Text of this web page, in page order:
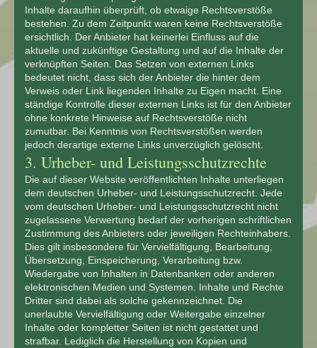
Inhalte daraufhin überprüft, ob etwaige Rechtsverstöße
bestehen. Zu dem Zeitpunkt waren keine Rechtsverstöße
ersichtlich. Der Anbieter hat keinerlei Einfluss auf die
aktuelle und zukünftige Gestaltung und auf die Inhalte der
verknüpften Seiten. Das Setzen von externen Links
bedeutet nicht, dass sich der Anbieter die hinter dem
Verweis oder Link liegenden Inhalte zu Eigen macht. Eine
ständige Kontrolle dieser externen Links ist für den Anbieter
ohne konkrete Hinweise auf Rechtsverstöße nicht
zumutbar. Bei Kenntnis von Rechtsverstößen werden
jedoch derartige externe Links unverzüglich gelöscht.
3. Urheber- und Leistungsschutzrechte
Die auf dieser Website veröffentlichten Inhalte unterliegen
dem deutschen Urheber- und Leistungsschutzrecht. Jede
vom deutschen Urheber- und Leistungsschutzrecht nicht
zugelassene Verwertung bedarf der vorherigen schriftlichen
Zustimmung des Anbieters oder jeweiligen Rechteinhabers.
Dies gilt insbesondere für Vervielfältigung, Bearbeitung,
Übersetzung, Einspeicherung, Verarbeitung bzw.
Wiedergabe von Inhalten in Datenbanken oder anderen
elektronischen Medien und Systemen. Inhalte und Rechte
Dritter sind dabei als solche gekennzeichnet. Die
unerlaubte Vervielfältigung oder Weitergabe einzelner
Inhalte oder kompletter Seiten ist nicht gestattet und
strafbar. Lediglich die Herstellung von Kopien und